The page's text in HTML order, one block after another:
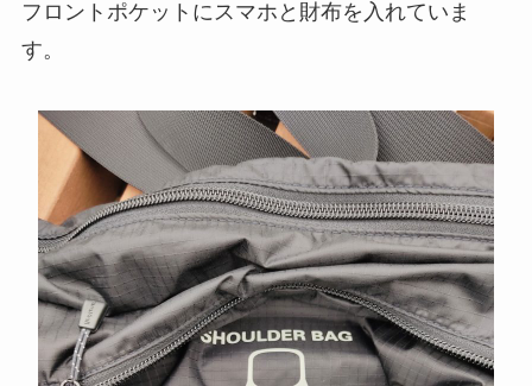
フロントポケットにスマホと財布を入れていま
す。